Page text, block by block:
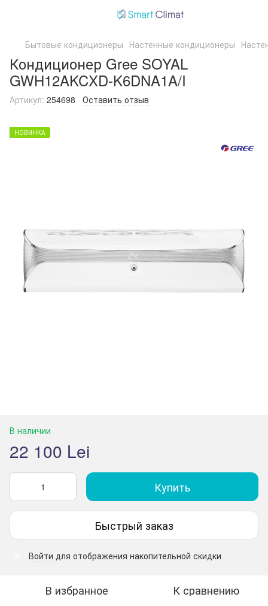
Бытовые кондиционеры Настенные кондиционеры
Кондиционер Gree SOYAL
GWH12AKCXD-K6DNA1A/I
Артикул: 254698 Оставить отзыв
НОВИНКА
В наличии
22 100 Lei
Купить
Быстрый заказ
Войти для отображения накопительной скидки
В избранное К сравнению